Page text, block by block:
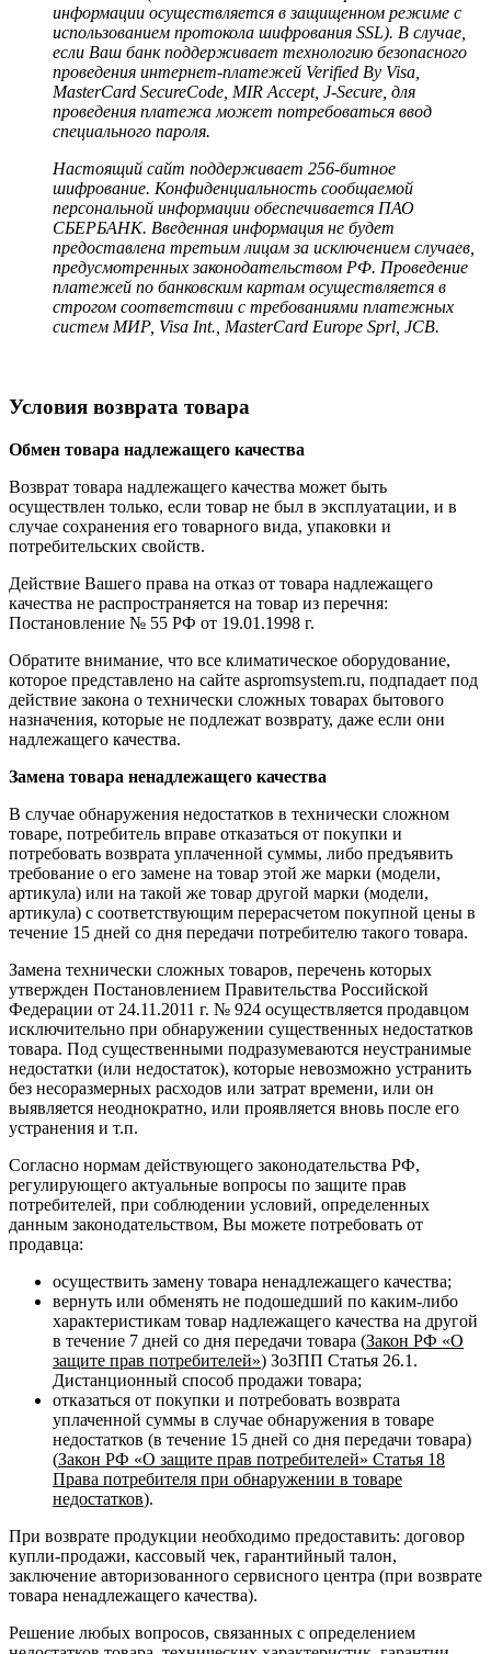
информации осуществляется в защищенном режиме с
использованием протокола шифрования SSL). В случае,
если Ваш банк поддерживает технологию безопасного
проведения интернет-платежей Verified By Visa,
MasterCard SecureCode, MIR Accept, J-Secure, для
проведения платежа может потребоваться ввод
специального пароля.
Настоящий сайт поддерживает 256-битное
шифрование. Конфиденциальность сообщаемой
персональной информации обеспечивается ПАО
СБЕРБАНК. Введенная информация не будет
предоставлена третьим лицам за исключением случаев,
предусмотренных законодательством РФ. Проведение
платежей по банковским картам осуществляется в
строгом соответствии с требованиями платежных
систем МИР, Visa Int., MasterCard Europe Sprl, JCB.
Условия возврата товара
Обмен товара надлежащего качества
Возврат товара надлежащего качества может быть
осуществлен только, если товар не был в эксплуатации, и в
случае сохранения его товарного вида, упаковки и
потребительских свойств.
Действие Вашего права на отказ от товара надлежащего
качества не распространяется на товар из перечня:
Постановление № 55 РФ от 19.01.1998 г.
Обратите внимание, что все климатическое оборудование,
которое представлено на сайте aspromsystem.ru, подпадает под
действие закона о технически сложных товарах бытового
назначения, которые не подлежат возврату, даже если они
надлежащего качества.
Замена товара ненадлежащего качества
В случае обнаружения недостатков в технически сложном
товаре, потребитель вправе отказаться от покупки и
потребовать возврата уплаченной суммы, либо предъявить
требование о его замене на товар этой же марки (модели,
артикула) или на такой же товар другой марки (модели,
артикула) с соответствующим перерасчетом покупной цены в
течение 15 дней со дня передачи потребителю такого товара.
Замена технически сложных товаров, перечень которых
утвержден Постановлением Правительства Российской
Федерации от 24.11.2011 г. № 924 осуществляется продавцом
исключительно при обнаружении существенных недостатков
товара. Под существенными подразумеваются неустранимые
недостатки (или недостаток), которые невозможно устранить
без несоразмерных расходов или затрат времени, или он
выявляется неоднократно, или проявляется вновь после его
устранения и т.п.
Согласно нормам действующего законодательства РФ,
регулирующего актуальные вопросы по защите прав
потребителей, при соблюдении условий, определенных
данным законодательством, Вы можете потребовать от
продавца:
осуществить замену товара ненадлежащего качества;
вернуть или обменять не подошедший по каким-либо
характеристикам товар надлежащего качества на другой
в течение 7 дней со дня передачи товара (Закон РФ «О
защите прав потребителей») ЗоЗПП Статья 26.1.
Дистанционный способ продажи товара;
отказаться от покупки и потребовать возврата
уплаченной суммы в случае обнаружения в товаре
недостатков (в течение 15 дней со дня передачи товара)
(Закон РФ «О защите прав потребителей» Статья 18
Права потребителя при обнаружении в товаре
недостатков).
При возврате продукции необходимо предоставить: договор
купли-продажи, кассовый чек, гарантийный талон,
заключение авторизованного сервисного центра (при возврате
товара ненадлежащего качества).
Решение любых вопросов, связанных с определением